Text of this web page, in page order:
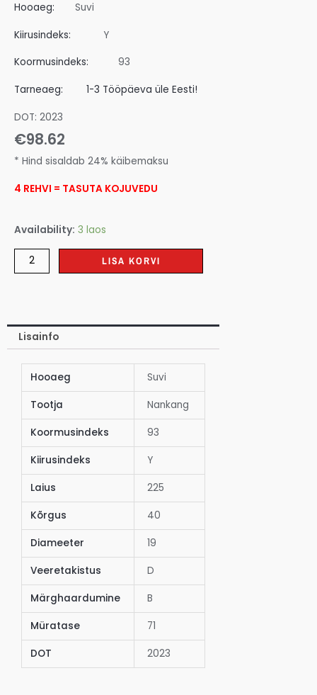
Hooaeg: Suvi
Kiirusindeks: Y
Koormusindeks: 93
Tarneaeg: 1-3 Tööpäeva üle Eesti!
DOT: 2023
€98.62
* Hind sisaldab 24% käibemaksu
4 REHVI = TASUTA KOJUVEDU
Availability: 3 laos
LISA KORVI
Lisainfo
Hooaeg Suvi
Tootja Nankang
Koormusindeks 93
Kiirusindeks Y
Laius 225
Kõrgus 40
Diameeter 19
Veeretakistus D
Märghaardumine B
Müratase 71
DOT 2023